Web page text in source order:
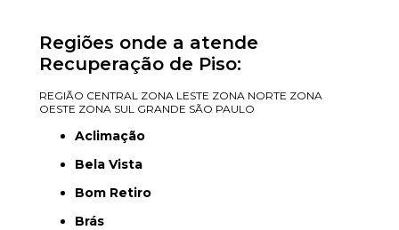
Regiões onde a atende
Recuperação de Piso:
REGIÃO CENTRAL ZONA LESTE ZONA NORTE ZONA
OESTE ZONA SUL GRANDE SÃO PAULO
Aclimação
Bela Vista
Bom Retiro
Brás